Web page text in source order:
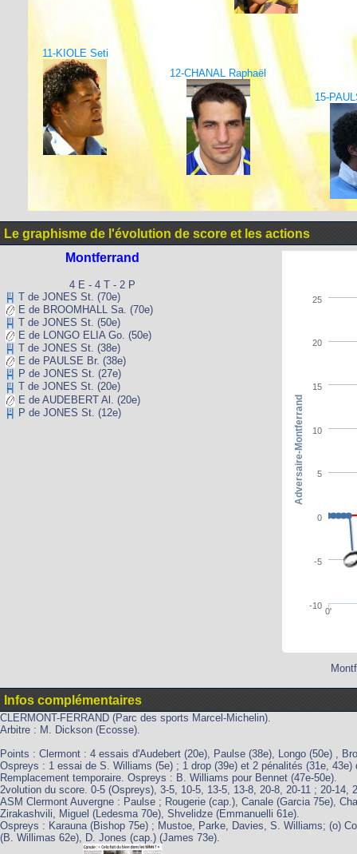
11-KIOLE Seti
12-CHANAL Raphaël
15-
Le graphisme de l'évolution de score et les actions
Montferrand
4 E - 4 T - 2 P
T de JONES St. (70e)
E de BROOMHALL Sa. (70e)
T de JONES St. (50e)
E de LONGO ELIA Go. (50e)
T de JONES St. (38e)
E de PAULSE Br. (38e)
P de JONES St. (27e)
T de JONES St. (20e)
E de AUDEBERT Al. (20e)
P de JONES St. (12e)
0'
-10
-5
0
5
10
15
20
25
Adversaire-Montferrand
Infos complémentaires
CLERMONT-FERRAND (Parc des sports Marcel-Michelin).
Arbitre : M. Dickson (Ecosse).
Points : Clermont : 4 essais d'Audebert (20e), Paulse (38e), Longo (50e) ,
Ospreys : 1 essai de S. Williams (5e) ; 1 drop (39e) et 2 pénalités (31e, 43e)
Remplacement temporaire. Ospreys : B. Williams pour Bennet (47e-50e).
2volution du score. 0-5 (Ospreys), 3-5, 10-5, 13-5, 13-8, 20-8, 20-11 ; 20-14,
ASM Clermont Auvergne : Paulse ; Rougerie (cap.), Canale (Garcia 75e),
Zirakashvili, Miguel (Ledesma 70e), Shvelidze (Emmanuelli 61e).
Ospreys : Karauna (Bishop 75e) ; Mustoe, Parke, Davies, S. Williams; (o)
(B. Willimas 62e), D. Jones (cap.) (James 73e).